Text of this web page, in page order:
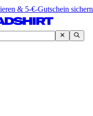
& 5-€-Gutschein sichern